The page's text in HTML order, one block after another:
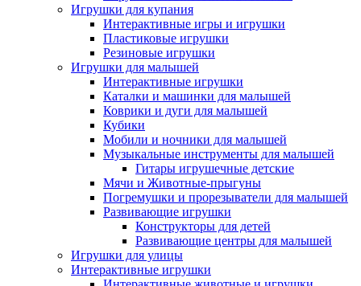
Игрушки для купания
Интерактивные игры и игрушки
Пластиковые игрушки
Резиновые игрушки
Игрушки для малышей
Интерактивные игрушки
Каталки и машинки для малышей
Коврики и дуги для малышей
Кубики
Мобили и ночники для малышей
Музыкальные инструменты для малышей
Гитары игрушечные детские
Мячи и Животные-прыгуны
Погремушки и прорезыватели для малышей
Развивающие игрушки
Конструкторы для детей
Развивающие центры для малышей
Игрушки для улицы
Интерактивные игрушки